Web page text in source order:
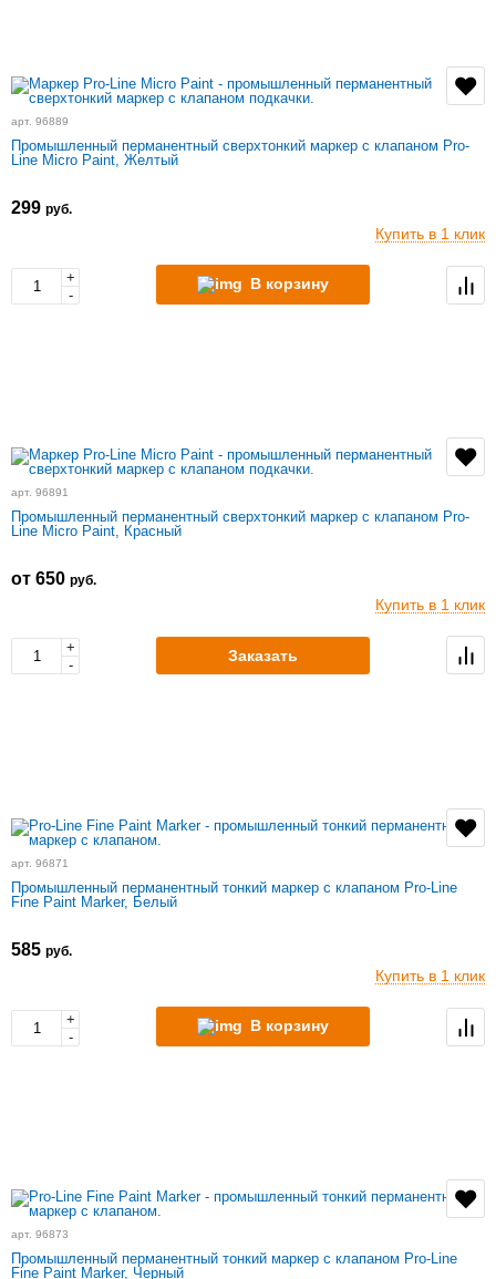
арт. 96889
Промышленный перманентный сверхтонкий маркер с клапаном Pro-
Line Micro Paint, Желтый
299 руб.
Купить в 1 клик
+
-
В корзину
арт. 96891
Промышленный перманентный сверхтонкий маркер с клапаном Pro-
Line Micro Paint, Красный
от 650 руб.
Купить в 1 клик
+
-
Заказать
арт. 96871
Промышленный перманентный тонкий маркер с клапаном Pro-Line
Fine Paint Marker, Белый
585 руб.
Купить в 1 клик
+
-
В корзину
арт. 96873
Промышленный перманентный тонкий маркер с клапаном Pro-Line
Fine Paint Marker, Черный